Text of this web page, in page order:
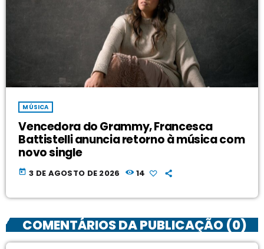
MÚSICA
Vencedora do Grammy, Francesca
Battistelli anuncia retorno à música com
novo single
today 3 DE AGOSTO DE 2026 14
COMENTÁRIOS DA PUBLICAÇÃO (0)